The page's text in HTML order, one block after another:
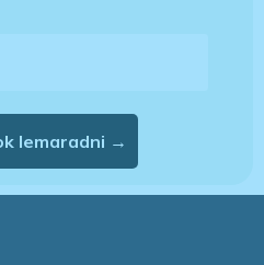
Nem akarok lemaradni →